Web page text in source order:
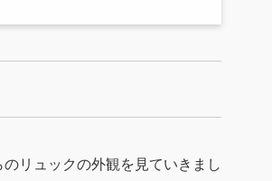
のリュックの外観を見ていきまし